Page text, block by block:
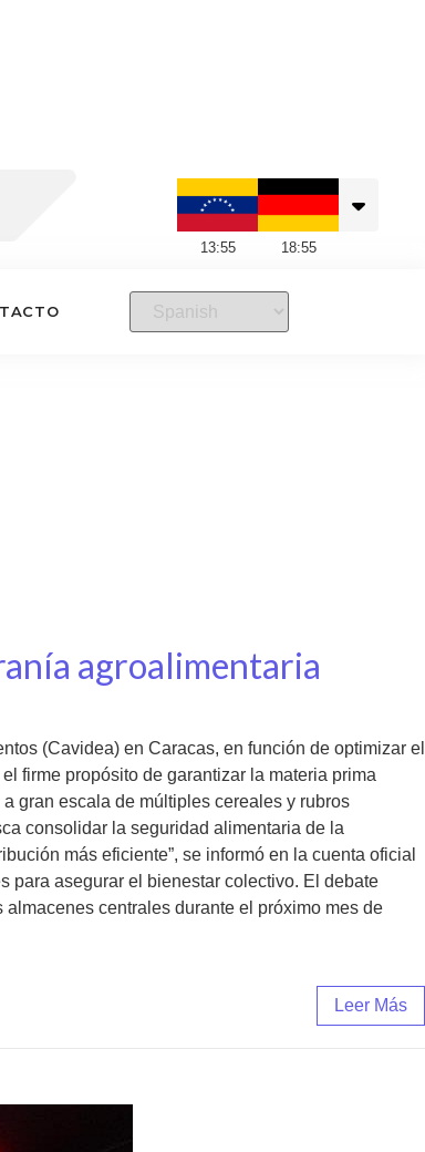
13:55 18:55
agroalimentaria
(Cavidea) en Caracas, en función de optimizar el
firme propósito de garantizar la materia prima
gran escala de múltiples cereales y rubros
consolidar la seguridad alimentaria de la
más eficiente”, se informó en la cuenta oficial
para asegurar el bienestar colectivo. El debate
centrales durante el próximo mes de
Leer Más